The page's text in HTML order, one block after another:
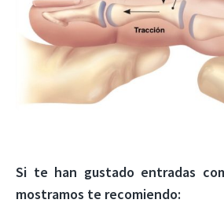
Si te han gustado entradas
mostramos te recomiendo: